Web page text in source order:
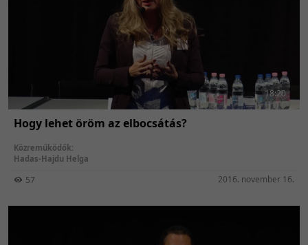
18:20
Hogy lehet öröm az elbocsátás?
Közreműködők:
Hadas-Hajdu Helga
57 2016. november 16.